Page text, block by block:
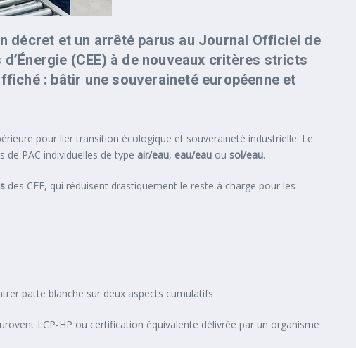
décret et un arrêté parus au Journal Officiel de
(CEE) à de nouveaux critères stricts
: bâtir une souveraineté européenne et
pour lier transition écologique et souveraineté industrielle. Le
de PAC individuelles de type air/eau, eau/eau ou sol/eau.
des CEE, qui réduisent drastiquement le reste à charge pour les
patte blanche sur deux aspects cumulatifs :
LCP-HP ou certification équivalente délivrée par un organisme